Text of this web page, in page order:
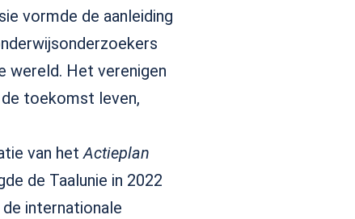
vormde de aanleiding
wereld. Het verenigen
toekomst leven,
van hetActieplan
de Taalunie in 2022
internationale